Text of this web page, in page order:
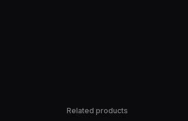
Related products